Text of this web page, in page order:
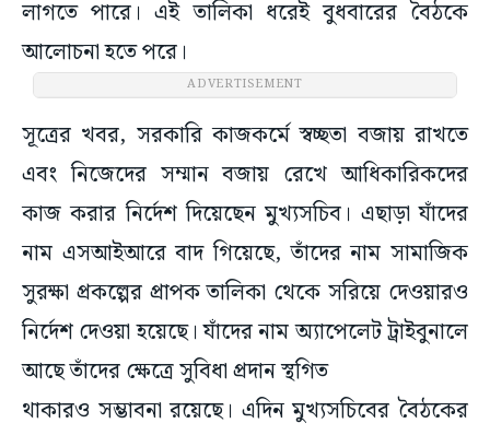
লাগতে পারে। এই তালিকা ধরেই বুধবারের বৈঠকে
আলোচনা হতে পরে।
ADVERTISEMENT
সূত্রের খবর, সরকারি কাজকর্মে স্বচ্ছতা বজায় রাখতে
এবং নিজেদের সম্মান বজায় রেখে আধিকারিকদের
কাজ করার নির্দেশ দিয়েছেন মুখ্যসচিব। এছাড়া যাঁদের
নাম এসআইআরে বাদ গিয়েছে, তাঁদের নাম সামাজিক
সুরক্ষা প্রকল্পের প্রাপক তালিকা থেকে সরিয়ে দেওয়ারও
নির্দেশ দেওয়া হয়েছে। যাঁদের নাম অ্যাপেলেট ট্রাইবুনালে
আছে তাঁদের ক্ষেত্রে সুবিধা প্রদান স্থগিত
থাকারও সম্ভাবনা রয়েছে। এদিন মুখ্যসচিবের বৈঠকের